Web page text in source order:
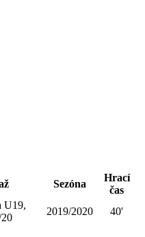
Sezóna
Hrací
čas
U19,
2019/2020 40'